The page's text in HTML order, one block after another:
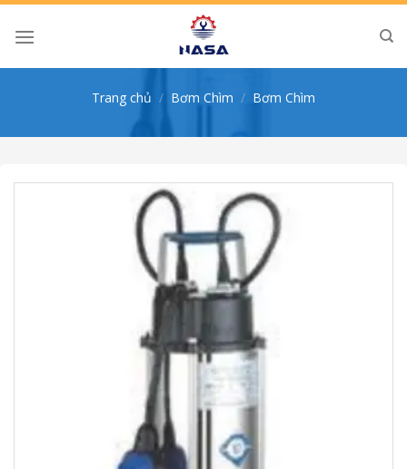
Skip
Trang chủ / Bơm Chìm / Bơm Chìm